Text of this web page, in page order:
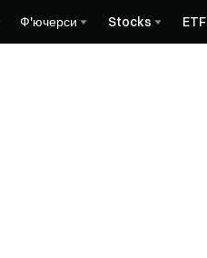
Ф'ючерси Stocks ETF